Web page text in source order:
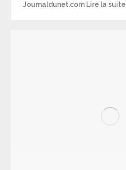
Journaldunet.com Lire la